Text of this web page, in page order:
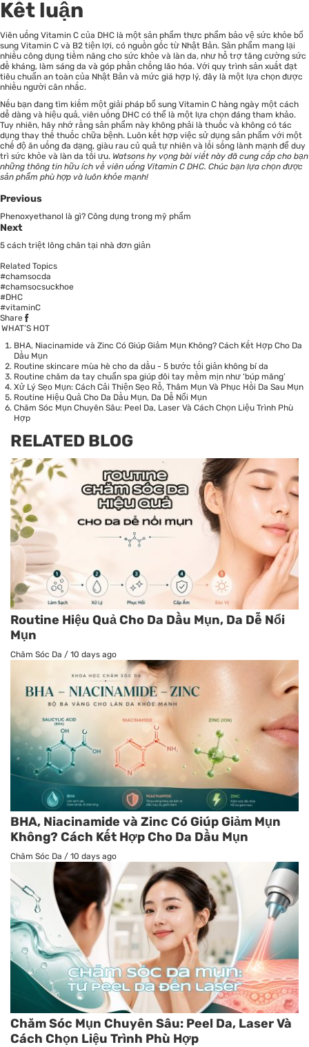
Kết luận
Viên uống Vitamin C của DHC là một sản phẩm thực phẩm bảo vệ sức khỏe bổ
sung Vitamin C và B2 tiện lợi, có nguồn gốc từ Nhật Bản. Sản phẩm mang lại
nhiều công dụng tiềm năng cho sức khỏe và làn da, như hỗ trợ tăng cường sức
đề kháng, làm sáng da và góp phần chống lão hóa. Với quy trình sản xuất đạt
tiêu chuẩn an toàn của Nhật Bản và mức giá hợp lý, đây là một lựa chọn được
nhiều người cân nhắc.
Nếu bạn đang tìm kiếm một giải pháp bổ sung Vitamin C hàng ngày một cách
dễ dàng và hiệu quả, viên uống DHC có thể là một lựa chọn đáng tham khảo.
Tuy nhiên, hãy nhớ rằng sản phẩm này không phải là thuốc và không có tác
dụng thay thế thuốc chữa bệnh. Luôn kết hợp việc sử dụng sản phẩm với một
chế độ ăn uống đa dạng, giàu rau củ quả tự nhiên và lối sống lành mạnh để duy
trì sức khỏe và làn da tối ưu. Watsons hy vọng bài viết này đã cung cấp cho bạn
những thông tin hữu ích về viên uống Vitamin C DHC. Chúc bạn lựa chọn được
sản phẩm phù hợp và luôn khỏe mạnh!
Previous
Phenoxyethanol là gì? Công dụng trong mỹ phẩm
Next
5 cách triệt lông chân tại nhà đơn giản
Related Topics
#chamsocda
#chamsocsuckhoe
#DHC
#vitaminC
Share
WHAT’S HOT
BHA, Niacinamide và Zinc Có Giúp Giảm Mụn Không? Cách Kết Hợp Cho Da
Dầu Mụn
Routine skincare mùa hè cho da dầu - 5 bước tối giản không bí da
Routine chăm da tay chuẩn spa giúp đôi tay mềm mịn như ‘búp măng’
Xử Lý Sẹo Mụn: Cách Cải Thiện Sẹo Rỗ, Thâm Mụn Và Phục Hồi Da Sau Mụn
Routine Hiệu Quả Cho Da Dầu Mụn, Da Dễ Nổi Mụn
Chăm Sóc Mụn Chuyên Sâu: Peel Da, Laser Và Cách Chọn Liệu Trình Phù
Hợp
RELATED BLOG
Routine Hiệu Quả Cho Da Dầu Mụn, Da Dễ Nổi
Mụn
Chăm Sóc Da / 10 days ago
BHA, Niacinamide và Zinc Có Giúp Giảm Mụn
Không? Cách Kết Hợp Cho Da Dầu Mụn
Chăm Sóc Da / 10 days ago
Chăm Sóc Mụn Chuyên Sâu: Peel Da, Laser Và
Cách Chọn Liệu Trình Phù Hợp